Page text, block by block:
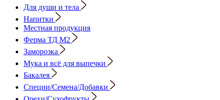
Для души и тела
Напитки
Местная продукция
Ферма ТД М2
Заморозка
Мука и всё для выпечки
Бакалея
Специи/Семена/Добавки